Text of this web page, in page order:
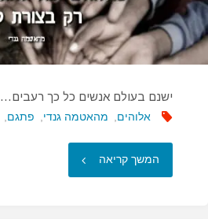
ישנם בעולם אנשים כל כך רעבים…
אלוהים, מהאטמה גנדי, פתגם,
המשך קריאה "ישנם